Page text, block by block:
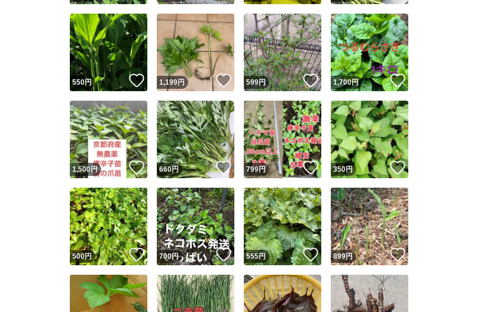
550円 いいね！
1,199円 いいね！
599円 いいね！
1,700円 いいね！
1,500 円 いいね！
660円 いいね！
799円 いいね！
350円 いいね！
500円 いいね！
700円 いいね！
555円 いいね！
899円 いいね！